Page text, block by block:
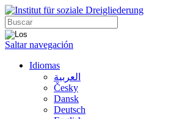
Saltar navegación
Idiomas
العربية
Česky
Dansk
Deutsch